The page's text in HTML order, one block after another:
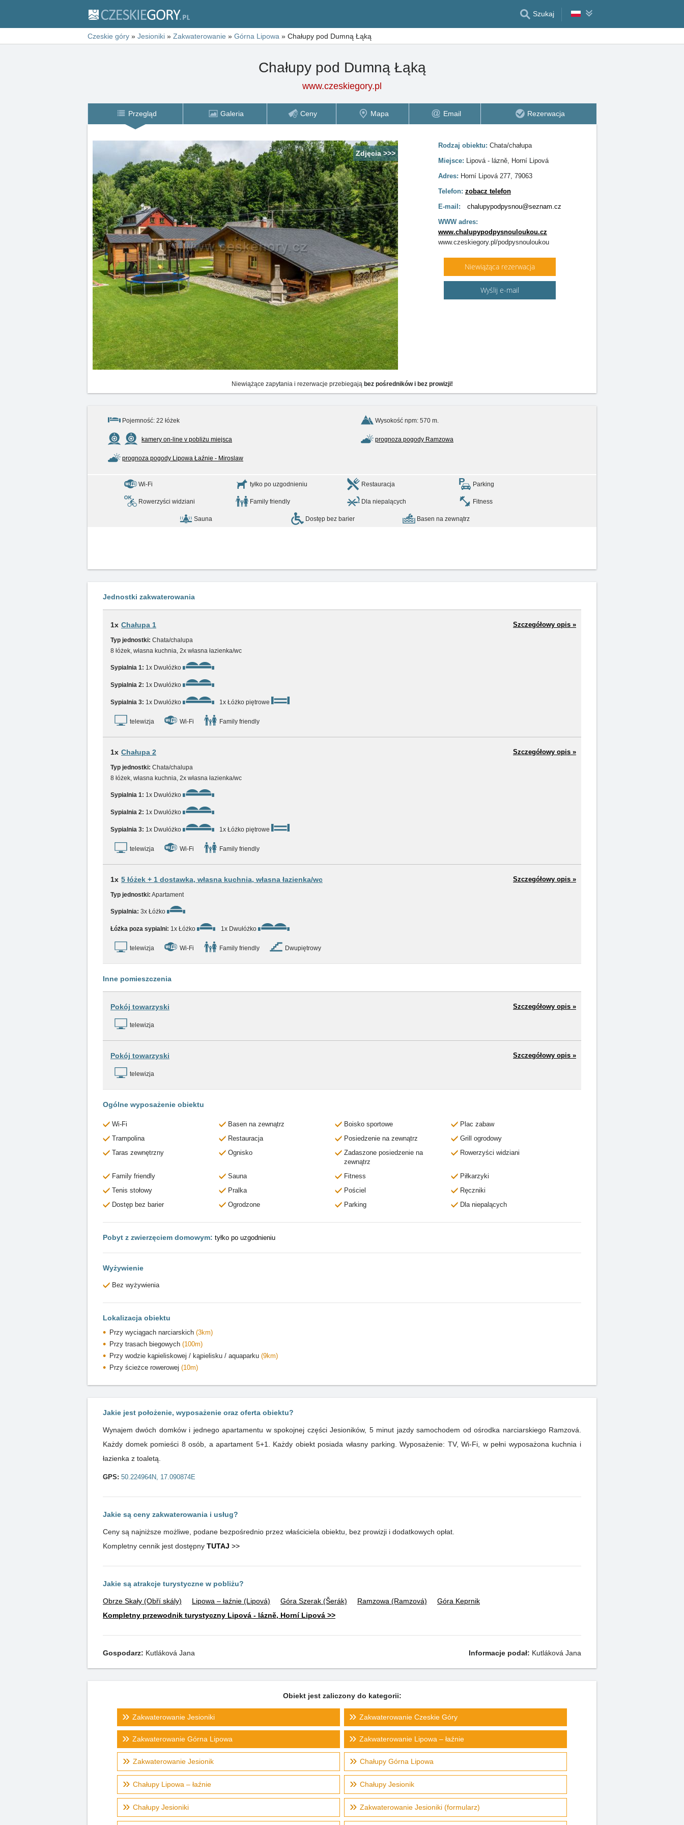
Szukaj
Czeskie góry » Jesioniki » Zakwaterowanie » Górna Lipowa » Chałupy pod Dumną Łąką
Chałupy pod Dumną Łąką
www.czeskiegory.pl
Przegląd Galeria Ceny Mapa Email Rezerwacja
Zdjęcia >>>
Rodzaj obiektu: Chata/chałupa
Miejsce: Lipová - lázně, Horní Lipová
Adres: Horní Lipová 277, 79063
Telefon: zobacz telefon
E-mail:
chalupypodpysnou@seznam.cz
WWW adres:
www.chalupypodpysnouloukou.cz
www.czeskiegory.pl/podpysnouloukou
Niewiążąca rezerwacja
Wyślij e-mail
Niewiążące zapytania i rezerwacje przebiegają bez pośredników i bez prowizji!
Pojemność: 22 łóżek Wysokość npm: 570 m.
kamery on-line v pobliżu miejsca prognoza pogody Ramzowa
prognoza pogody Lipowa Łaźnie - Miroslaw
Wi-Fi tyłko po uzgodnieniu Restauracja Parking
Rowerzyści widziani Family friendly Dla niepalących Fitness
Sauna Dostęp bez barier Basen na zewnątrz
Jednostki zakwaterowania
1x Chałupa 1
Typ jednostki: Chata/chalupa
8 łóżek, własna kuchnia, 2x własna łazienka/wc
Sypialnia 1: 1x Dwułóżko
Sypialnia 2: 1x Dwułóżko
Sypialnia 3: 1x Dwułóżko 1x Łóżko piętrowe
telewizja Wi-Fi Family friendly
Szczegółowy opis »
1x Chałupa 2
Typ jednostki: Chata/chalupa
8 łóżek, własna kuchnia, 2x własna łazienka/wc
Sypialnia 1: 1x Dwułóżko
Sypialnia 2: 1x Dwułóżko
Sypialnia 3: 1x Dwułóżko 1x Łóżko piętrowe
telewizja Wi-Fi Family friendly
Szczegółowy opis »
1x 5 łóżek + 1 dostawka, własna kuchnia, własna łazienka/wc
Typ jednostki: Apartament
Sypialnia: 3x Łóżko
Łóżka poza sypialni: 1x Łóżko 1x Dwułóżko
telewizja Wi-Fi Family friendly Dwupiętrowy
Szczegółowy opis »
Inne pomieszczenia
Pokój towarzyski
telewizja
Szczegółowy opis »
Pokój towarzyski
telewizja
Szczegółowy opis »
Ogólne wyposażenie obiektu
Wi-Fi Basen na zewnątrz Boisko sportowe
Plac zabaw
Trampolina
Restauracja Posiedzenie na zewnątrz
Grill ogrodowy
Taras zewnętrzny
Ognisko
Zadaszone posiedzenie na
zewnątrz
Rowerzyści widziani
Family friendly Sauna Fitness
Piłkarzyki
Tenis stołowy
Pralka Pościel
Ręczniki
Dostęp bez barier
Ogrodzone Parking Dla niepalących
Pobyt z zwierzęciem domowym: tyłko po uzgodnieniu
Wyżywienie
Bez wyżywienia
Lokalizacja obiektu
Przy wyciągach narciarskich (3km)
Przy trasach biegowych (100m)
Przy wodzie kąpieliskowej / kąpielisku / aquaparku (9km)
Przy ścieżce rowerowej (10m)
Jakie jest położenie, wyposażenie oraz oferta obiektu?
Wynajem dwóch domków i jednego apartamentu w spokojnej części Jesioników, 5 minut jazdy samochodem od ośrodka narciarskiego Ramzová.
Każdy domek pomieści 8 osób, a apartament 5+1. Każdy obiekt posiada własny parking. Wyposażenie: TV, Wi-Fi, w pełni wyposażona kuchnia i
łazienka z toaletą.
GPS: 50.224964N, 17.090874E
Jakie są ceny zakwaterowania i usług?
Ceny są najniższe możliwe, podane bezpośrednio przez właściciela obiektu, bez prowizji i dodatkowych opłat.
Kompletny cennik jest dostępny TUTAJ >>
Jakie są atrakcje turystyczne w pobliżu?
Obrze Skały (Obří skály) Lipowa – łaźnie (Lipová) Góra Szerak (Šerák) Ramzowa (Ramzová)
Góra Keprnik
Kompletny przewodnik turystyczny Lipová - lázně, Horní Lipová >>
Gospodarz: Kutláková Jana Informacje podał: Kutláková Jana
Obiekt jest zaliczony do kategorii:
Zakwaterowanie Jesioniki Zakwaterowanie Czeskie Góry
Zakwaterowanie Górna Lipowa Zakwaterowanie Lipowa – łaźnie
Zakwaterowanie Jesionik Chałupy Górna Lipowa
Chałupy Lipowa – łaźnie Chałupy Jesionik
Chałupy Jesioniki Zakwaterowanie Jesioniki (formularz)